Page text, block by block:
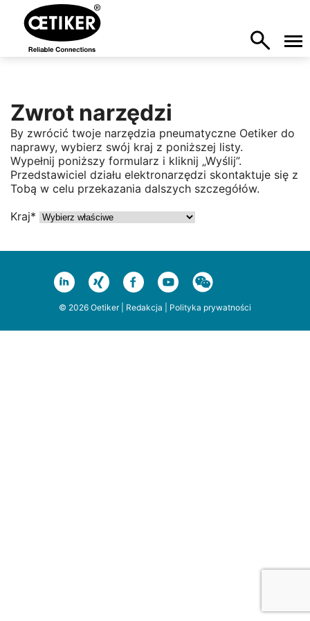
Zwrot narzędzi
By zwrócić twoje narzędzia pneumatyczne Oetiker do
naprawy, wybierz swój kraj z poniższej listy.
Wypełnij poniższy formularz i kliknij „Wyślij”.
Przedstawiciel działu elektronarzędzi skontaktuje się z
Tobą w celu przekazania dalszych szczegółów.
Kraj*
© 2026 Oetiker | Redakcja Polityka prywatności